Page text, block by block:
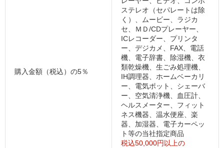
購入金額（税込）の5％
ステレオ（セパレートは除
く）、ムービー、ラジカ
セ、ＭＤ/CDプレーヤー、
ICレコーダー、プリンタ
ー、デジカメ、FAX、電話
機、電子辞書、除湿機、衣
類乾燥機、生ごみ処理機、
IH調理器、ホームベーカリ
ー、電気ポット、シェーバ
ー、空気清浄機、血圧計、
ヘルスメーター、フィット
ネス機器、温水便座、楽
器、加湿器、電子カーペッ
ト等の当社指定商品
税込50,000円以上の